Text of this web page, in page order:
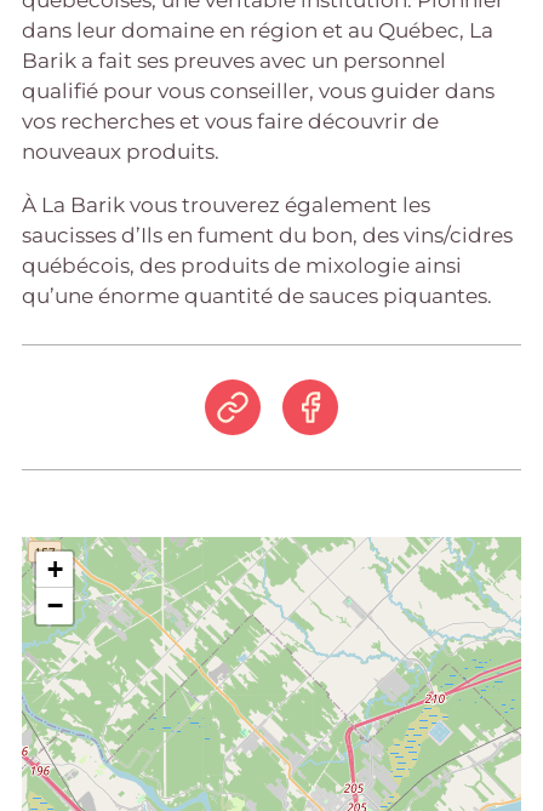
dans leur domaine en région et au Québec, La
Barik a fait ses preuves avec un personnel
qualifié pour vous conseiller, vous guider dans
vos recherches et vous faire découvrir de
nouveaux produits.
À La Barik vous trouverez également les
saucisses d’Ils en fument du bon, des vins/cidres
québécois, des produits de mixologie ainsi
qu’une énorme quantité de sauces piquantes.
+
−